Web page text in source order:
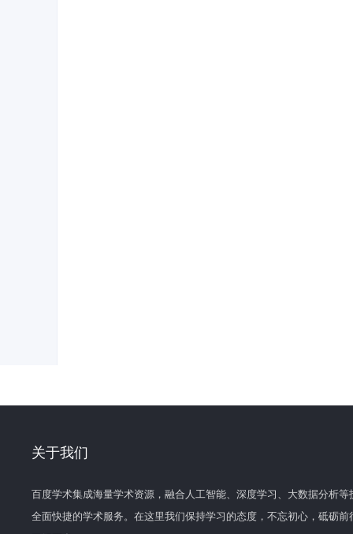
关于我们
百度学术集成海量学术资源，融合人工智能、深度学习、大数据分析
全面快捷的学术服务。在这里我们保持学习的态度，不忘初心，砥砺前